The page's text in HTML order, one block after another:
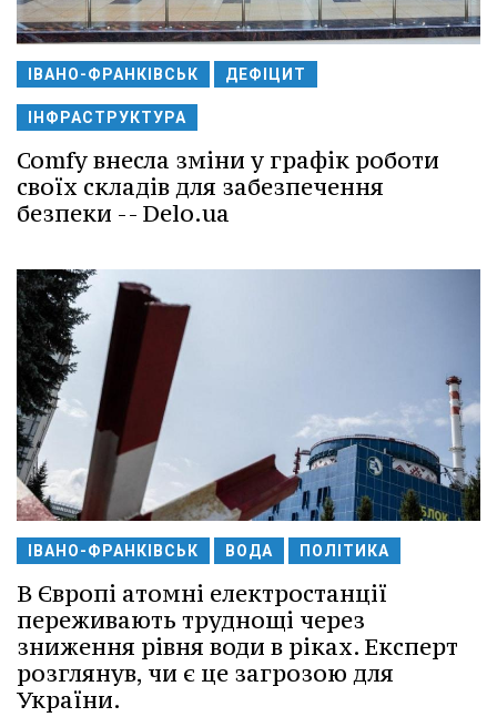
ІВАНО-ФРАНКІВСЬК ДЕФІЦИТ
ІНФРАСТРУКТУРА
Comfy внесла зміни у графік роботи
своїх складів для забезпечення
безпеки -- Delo.ua
ІВАНО-ФРАНКІВСЬК ВОДА ПОЛІТИКА
В Європі атомні електростанції
переживають труднощі через
зниження рівня води в ріках. Експерт
розглянув, чи є це загрозою для
України.